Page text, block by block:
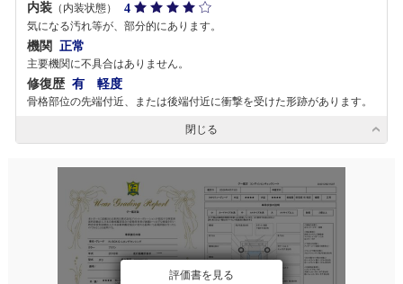
内装 （内装状態） 4
気になる汚れ等が、部分的にあります。
機関 正常
主要機関に不具合はありません。
修復歴 有 軽度
骨格部位の先端付近、または後端付近に衝撃を受けた形跡があります。
閉じる
評価書を見る